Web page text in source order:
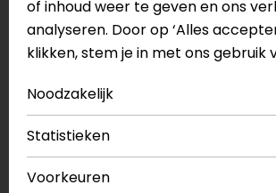
Kleur:Zwart-Wit
Maat:3XL
Vestiging Apeldoorn
Vestiging Breda
of inhoud weer te geven en ons
analyseren. Door op ‘Alles
klikken, stem je in met ons gebruik
Noodzakelijk
Statistieken
Voorkeuren